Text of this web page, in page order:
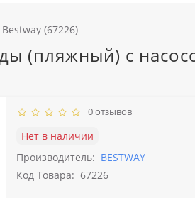
(67226)
(пляжный) с
0 отзывов
Нет в наличии
Производитель: BESTWAY
Код Товара: 67226